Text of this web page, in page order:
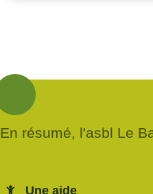
En résumé, l'asbl Le
Une aide